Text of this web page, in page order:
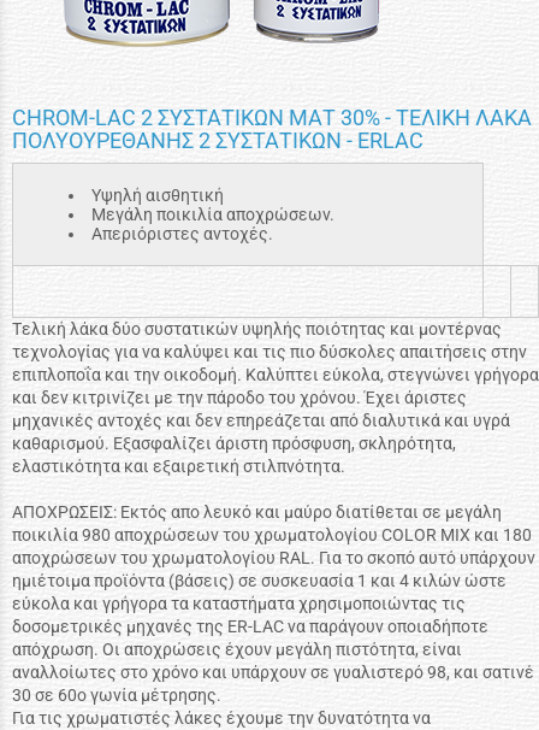
CHROM-LAC 2 ΣΥΣΤΑΤΙΚΩΝ ΜΑΤ 30% - ΤΕΛΙΚΗ ΛΑΚΑ
ΠΟΛΥΟΥΡΕΘΑΝΗΣ 2 ΣΥΣΤΑΤΙΚΩΝ - ERLAC
Yψηλή αισθητική
Mεγάλη ποικιλία αποχρώσεων.
Aπεριόριστες αντοχές.
Tελική λάκα δύο συστατικών υψηλής ποιότητας και μοντέρνας
τεχνολογίας για να καλύψει και τις πιο δύσκολες απαιτήσεις στην
επιπλοποΐα και την οικοδομή. Kαλύπτει εύκολα, στεγνώνει γρήγορα
και δεν κιτρινίζει με την πάροδο του χρόνου. Έχει άριστες
μηχανικές αντοχές και δεν επηρεάζεται από διαλυτικά και υγρά
καθαρισμού. Eξασφαλίζει άριστη πρόσφυση, σκληρότητα,
ελαστικότητα και εξαιρετική στιλπνότητα.
AΠOXPΩΣEIΣ: Eκτός απο λευκό και μαύρο διατίθεται σε μεγάλη
ποικιλία 980 αποχρώσεων του χρωματολογίου COLOR MIX και 180
αποχρώσεων του χρωματολογίου RAL. Για το σκοπό αυτό υπάρχουν
ημιέτοιμα προϊόντα (βάσεις) σε συσκευασία 1 και 4 κιλών ώστε
εύκολα και γρήγορα τα καταστήματα χρησιμοποιώντας τις
δοσομετρικές μηχανές της ER-LAC να παράγουν οποιαδήποτε
απόχρωση. Oι αποχρώσεις έχουν μεγάλη πιστότητα, είναι
αναλλοίωτες στο χρόνο και υπάρχουν σε γυαλιστερό 98, και σατινέ
30 σε 60ο γωνία μέτρησης.
Για τις χρωματιστές λάκες έχουμε την δυνατότητα να